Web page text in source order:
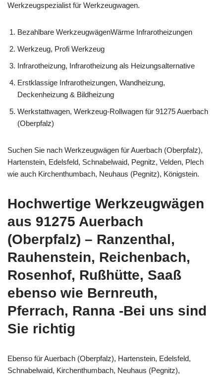
Werkzeugspezialist für Werkzeugwagen.
Bezahlbare WerkzeugwägenWärme Infrarotheizungen
Werkzeug, Profi Werkzeug
Infrarotheizung, Infrarotheizung als Heizungsalternative
Erstklassige Infrarotheizungen, Wandheizung,
Deckenheizung & Bildheizung
Werkstattwagen, Werkzeug-Rollwagen für 91275 Auerbach
(Oberpfalz)
Suchen Sie nach Werkzeugwägen für Auerbach (Oberpfalz),
Hartenstein, Edelsfeld, Schnabelwaid, Pegnitz, Velden, Plech
wie auch Kirchenthumbach, Neuhaus (Pegnitz), Königstein.
Hochwertige Werkzeugwägen
aus 91275 Auerbach
(Oberpfalz) – Ranzenthal,
Rauhenstein, Reichenbach,
Rosenhof, Rußhütte, Saaß
ebenso wie Bernreuth,
Pferrach, Ranna -Bei uns sind
Sie richtig
Ebenso für Auerbach (Oberpfalz), Hartenstein, Edelsfeld,
Schnabelwaid, Kirchenthumbach, Neuhaus (Pegnitz),